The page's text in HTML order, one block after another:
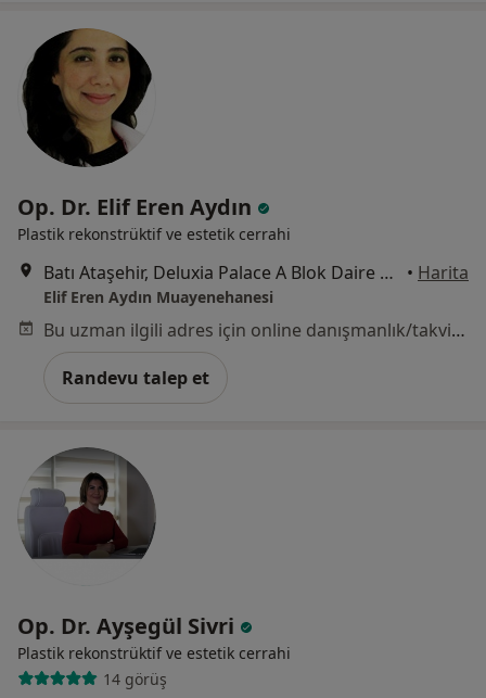
Op. Dr. Elif Eren Aydın
Plastik rekonstrüktif ve estetik cerrahi
Batı Ataşehir, Deluxia Palace A Blok Daire 448, İstanbul • Harita
Elif Eren Aydın Muayenehanesi
Bu uzman ilgili adres için online danışmanlık/takvim sunmuyor.
Randevu talep et
Op. Dr. Ayşegül Sivri
Plastik rekonstrüktif ve estetik cerrahi
14 görüş